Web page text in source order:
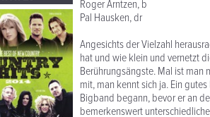
Roger Arntzen, b
Pal Hausken, dr
Angesichts der Vielzahl
hat und wie klein und vernetzt
Berührungsängste. Mal ist
mit, man kennt sich ja. Ein
Bigband begann, bevor er an
bemerkenswert